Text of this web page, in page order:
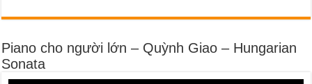
Piano cho người lớn – Quỳnh Giao – Hungarian
Sonata